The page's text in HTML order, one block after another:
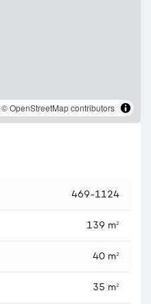
© OpenStreetMap contributors
469-1124
139 m²
40 m²
35 m²